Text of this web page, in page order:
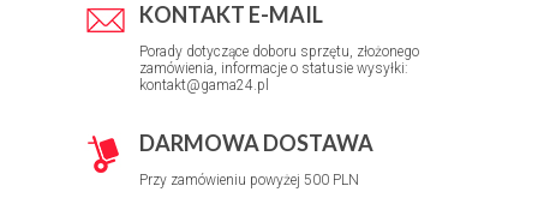
KONTAKT E-MAIL
Porady dotyczące doboru sprzętu, złożonego
zamówienia, informacje o statusie wysyłki:
kontakt@gama24.pl
DARMOWA DOSTAWA
Przy zamówieniu powyżej 500 PLN